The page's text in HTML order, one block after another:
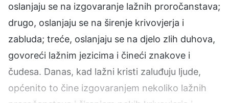
oslanjaju se na izgovaranje lažnih proročanstava;
drugo, oslanjaju se na širenje krivovjerja i
zabluda; treće, oslanjaju se na djelo zlih duhova,
govoreći lažnim jezicima i čineći znakove i
čudesa. Danas, kad lažni kristi zaluđuju ljude,
općenito to čine izgovaranjem nekoliko lažnih